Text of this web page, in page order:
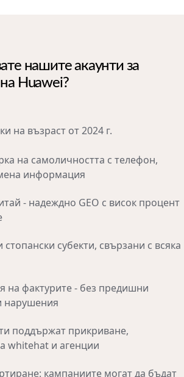
нашите акаунти за
Huawei?
на възраст от 2024 г.
на самоличността с телефон,
информация
- надеждно GEO с висок процент
стопански субекти, свързани с всяка
на фактурите - без предишни
нарушения
поддържат прикриване,
whitehat и агенции
кампаниите могат да бъдат